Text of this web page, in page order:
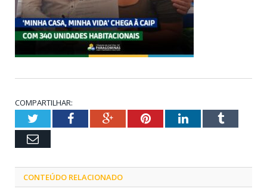
COMPARTILHAR:
TwitterFacebookGoogle+PinterestLinkedInTumblr
Email
CONTEÚDO RELACIONADO